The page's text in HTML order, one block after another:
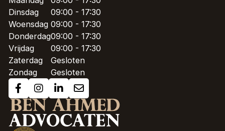
Dinsdag
Woensdag
Donderdag
Vrijdag
Zaterdag
Zondag
09:00 - 17:30
09:00 - 17:30
09:00 - 17:30
09:00 - 17:30
Gesloten
Gesloten